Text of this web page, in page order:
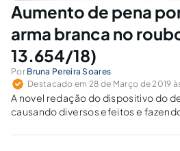
Aumento de pena
arma branca no
13.654/18)
Por Bruna Pereira Soares
Destacado em 28 de Março de 2019
A novel redação do dispositivo do
causando diversos efeitos e
branca, para o cometimento de